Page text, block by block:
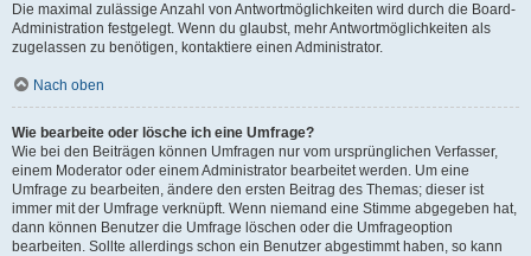
Die maximal zulässige Anzahl von Antwortmöglichkeiten wird durch die Board-
Administration festgelegt. Wenn du glaubst, mehr Antwortmöglichkeiten als
zugelassen zu benötigen, kontaktiere einen Administrator.
Nach oben
Wie bearbeite oder lösche ich eine Umfrage?
Wie bei den Beiträgen können Umfragen nur vom ursprünglichen Verfasser,
einem Moderator oder einem Administrator bearbeitet werden. Um eine
Umfrage zu bearbeiten, ändere den ersten Beitrag des Themas; dieser ist
immer mit der Umfrage verknüpft. Wenn niemand eine Stimme abgegeben hat,
dann können Benutzer die Umfrage löschen oder die Umfrageoption
bearbeiten. Sollte allerdings schon ein Benutzer abgestimmt haben, so kann